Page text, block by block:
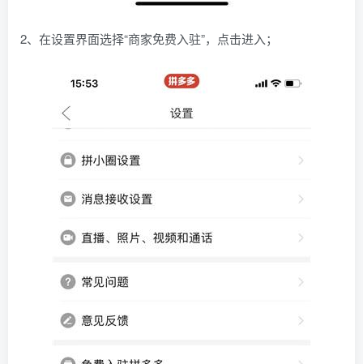
2、在设置界面选择“商家免费入驻”，点击进入；